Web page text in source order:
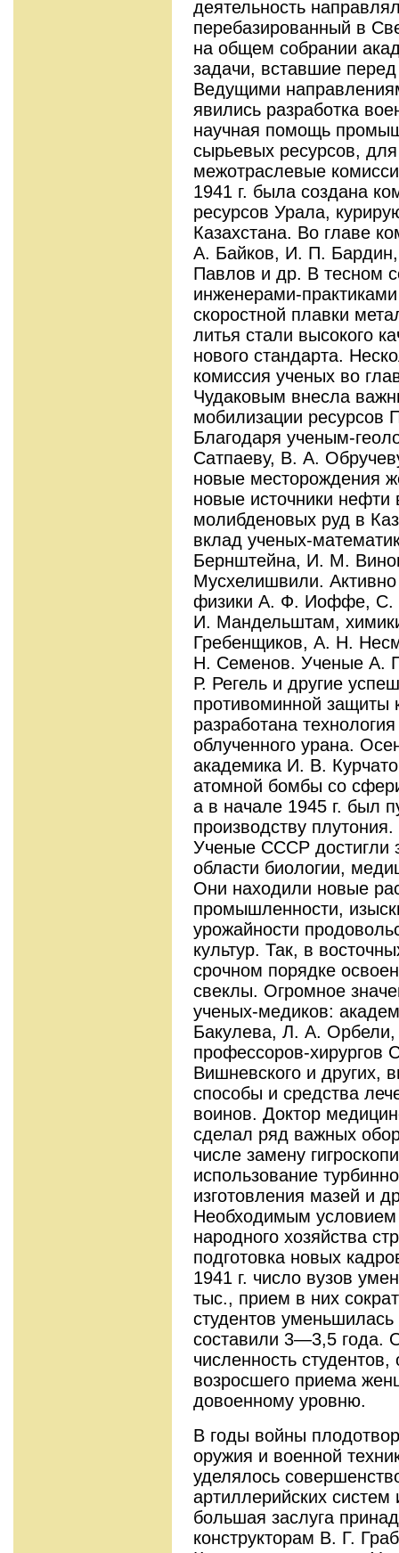
деятельность
перебазированный в
на общем собрании
задачи, вставшие
Ведущими
явились разработка
научная помощь
сырьевых ресурсов,
межотраслевые
1941 г. была создана
ресурсов Урала,
Казахстана. Во главе
А. Байков, И. П.
Павлов и др. В тесном
инженерами-
скоростной плавки
литья стали высокого
нового стандарта.
комиссия ученых во
Чудаковым внесла
мобилизации ресурсов
Благодаря ученым-
Сатпаеву, В. А.
новые месторождения
новые источники
молибденовых руд в
вклад ученых-
Бернштейна, И. М.
Мусхелишвили.
физики А. Ф. Иоффе, С.
И. Мандельштам,
Гребенщиков, А. Н.
Н. Семенов. Ученые А.
Р. Регель и другие
противоминной защиты
разработана
облученного урана.
академика И. В.
атомной бомбы со
а в начале 1945 г. был
производству плутония.
Ученые СССР достигли
области биологии,
Они находили новые
промышленности,
урожайности
культур. Так, в
срочном порядке
свеклы. Огромное
ученых-медиков:
Бакулева, Л. А.
профессоров-
Вишневского и других,
способы и средства
воинов. Доктор
сделал ряд важных
числе замену
использование
изготовления мазей и
Необходимым условием
народного хозяйства
подготовка новых
1941 г. число вузов
тыс., прием в них
студентов
составили 3—3,5 года.
численность студентов,
возросшего приема
довоенному уровню.
В годы войны
оружия и военной
уделялось
артиллерийских
большая заслуга
конструкторам В. Г.